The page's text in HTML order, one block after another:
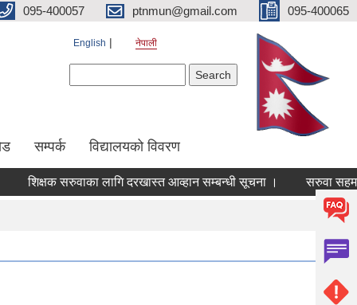
095-400057 ptnmun@gmail.com 095-400065
English नेपाली
सम्पर्क विद्यालयको विवरण
शिक्षक सरुवाका लागि दरखास्त आव्हान सम्बन्धी सूचना । सरुवा सहमति